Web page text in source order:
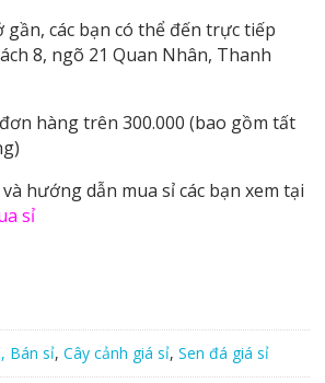
các bạn có thể đến trực tiếp
8, ngõ 21 Quan Nhân, Thanh
hàng trên 300.000 (bao gồm tất
hướng dẫn mua sỉ các bạn xem tại
sỉ
Bán sỉ, Cây cảnh giá sỉ, Sen đá giá sỉ